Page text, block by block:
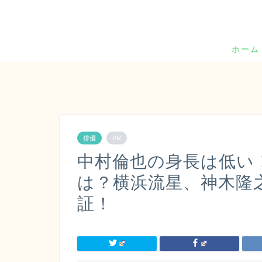
ホーム
俳優 PR
中村倫也の身長は低
は？横浜流星、神木隆
証！